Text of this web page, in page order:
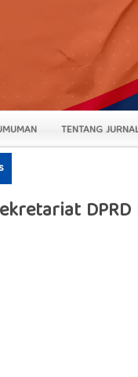
TENTANG